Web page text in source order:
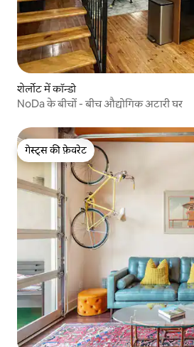
शेर्लोट में कॉन्डो
NoDa के बीचों - बीच औद्योगिक अटारी घर
गेस्ट्स की फ़ेवरेट
गेस्ट्स की फ़ेवरेट